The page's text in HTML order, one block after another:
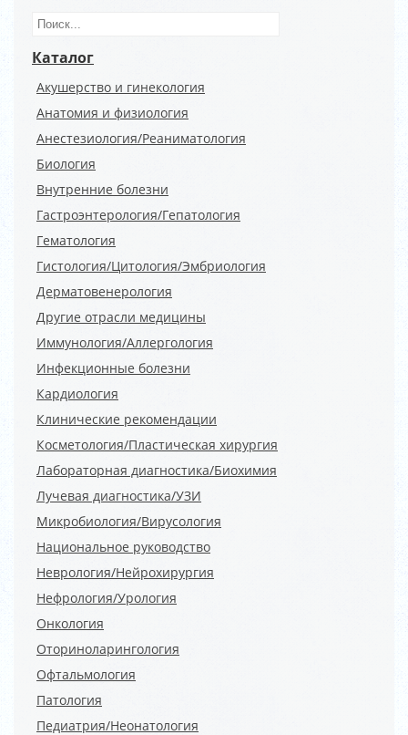
Каталог
Акушерство и гинекология
Анатомия и физиология
Анестезиология/Реаниматология
Биология
Внутренние болезни
Гастроэнтерология/Гепатология
Гематология
Гистология/Цитология/Эмбриология
Дерматовенерология
Другие отрасли медицины
Иммунология/Аллергология
Инфекционные болезни
Кардиология
Клинические рекомендации
Косметология/Пластическая хирургия
Лабораторная диагностика/Биохимия
Лучевая диагностика/УЗИ
Микробиология/Вирусология
Национальное руководство
Неврология/Нейрохирургия
Нефрология/Урология
Онкология
Оториноларингология
Офтальмология
Патология
Педиатрия/Неонатология